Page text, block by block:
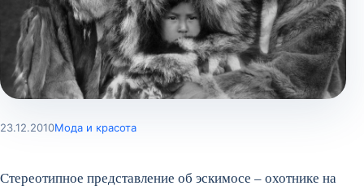
23.12.2010Мода и красота
Стереотипное представление об эскимосе – охотнике на